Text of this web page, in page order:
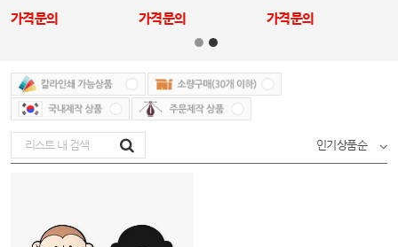
가격문의 가격문의 가격문의
인기상품순